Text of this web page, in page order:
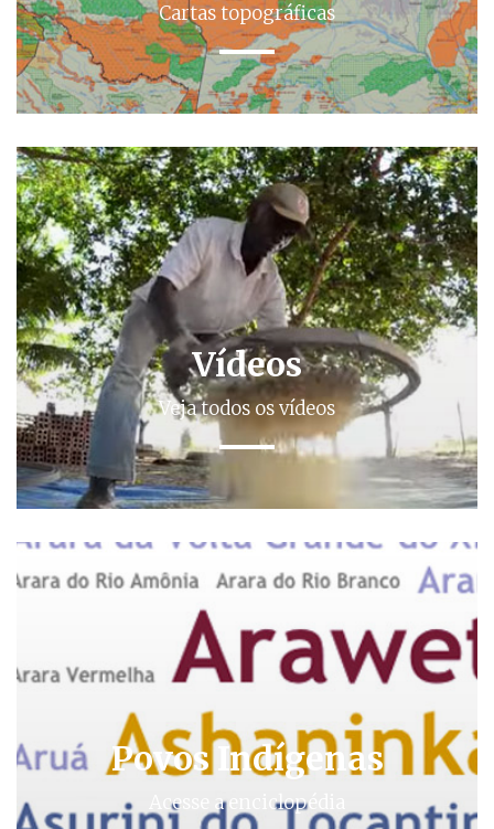
Cartas topográficas
Vídeos
Veja todos os vídeos
Povos Indígenas
Acesse a enciclopédia